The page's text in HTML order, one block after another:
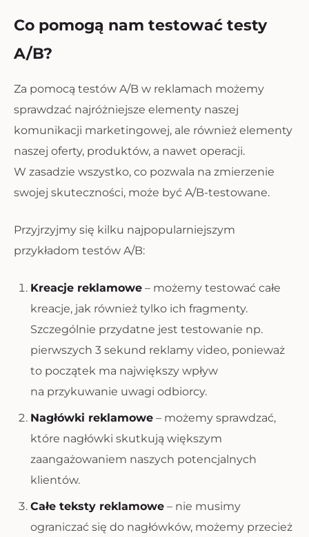
Co pomogą nam testować testy
A/B?
Za pomocą testów A/B w reklamach możemy
sprawdzać najróżniejsze elementy naszej
komunikacji marketingowej, ale również elementy
naszej oferty, produktów, a nawet operacji.
W zasadzie wszystko, co pozwala na zmierzenie
swojej skuteczności, może być A/B-testowane.
Przyjrzyjmy się kilku najpopularniejszym
przykładom testów A/B:
Kreacje reklamowe – możemy testować całe
kreacje, jak również tylko ich fragmenty.
Szczególnie przydatne jest testowanie np.
pierwszych 3 sekund reklamy video, ponieważ
to początek ma największy wpływ
na przykuwanie uwagi odbiorcy.
Nagłówki reklamowe – możemy sprawdzać,
które nagłówki skutkują większym
zaangażowaniem naszych potencjalnych
klientów.
Całe teksty reklamowe – nie musimy
ograniczać się do nagłówków, możemy przecież